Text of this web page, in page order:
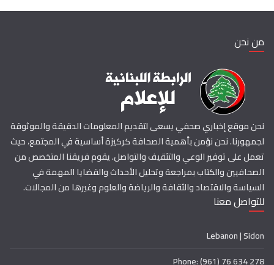
من نحن
نحن موقع إخباري صحفي يسعى لتقديم المعلومات الدقيقة والموثوقة
لجمهورنا. نحن نؤمن بأهمية الصحافة كركيزة أساسية في المجتمع، حيث
تعمل على توفير الوعي والتثقيف والتواصل. يقوم فريقنا المتخصص من
الصحافيين والكتاب بمراجعة وتحليل الأحداث والقضايا المهمة في
السياسة والاقتصاد والثقافة والرياضة والعلوم وغيرها من المجالات.
للتواصل معنا
Lebanon | Sidon
Phone: (961) 76 634 278